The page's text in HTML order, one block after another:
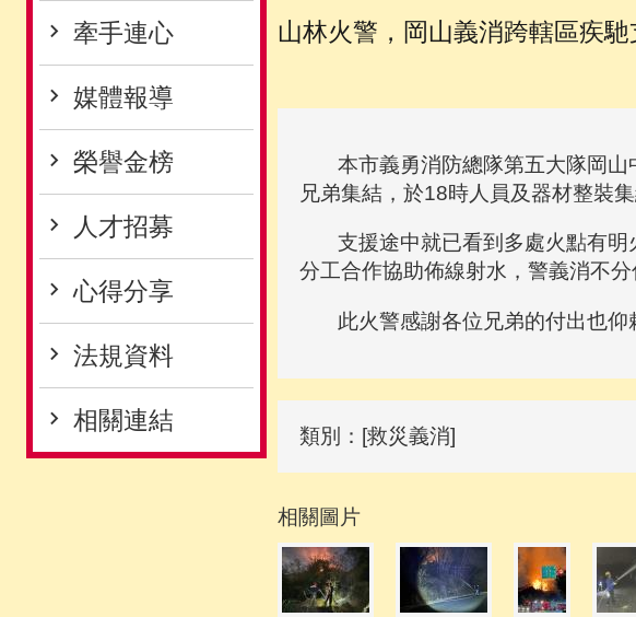
牽手連心
媒體報導
榮譽金榜
人才招募
心得分享
法規資料
相關連結
山林火警，岡山義消跨轄區疾馳
本市義勇消防總隊第五大隊岡山
兄弟集結，於18時人員及器材整裝
支援途中就已看到多處火點有明
分工合作協助佈線射水，警義消不
此火警感謝各位兄弟的付出也仰
類別：[救災義消]
相關圖片